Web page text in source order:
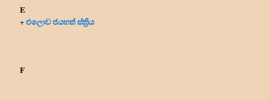
E
+එලොව ජයහත් ස්ත්‍රිය
F